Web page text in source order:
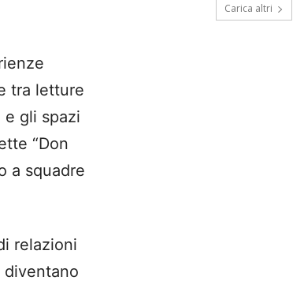
tra letture
gli spazi
“Don
a squadre
relazioni
diventano
Carica altri